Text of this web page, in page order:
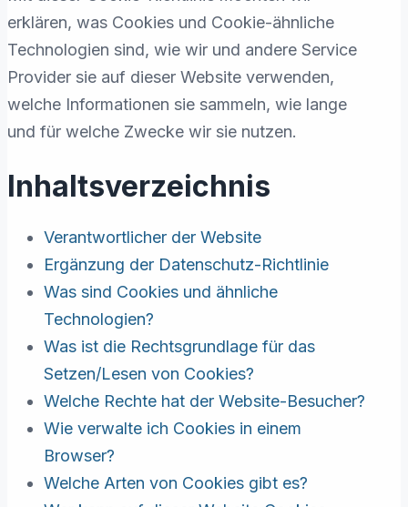
erklären, was Cookies und Cookie-ähnliche
Technologien sind, wie wir und andere Service
Provider sie auf dieser Website verwenden,
welche Informationen sie sammeln, wie lange
und für welche Zwecke wir sie nutzen.
Inhaltsverzeichnis
Verantwortlicher der Website
Ergänzung der Datenschutz-Richtlinie
Was sind Cookies und ähnliche
Technologien?
Was ist die Rechtsgrundlage für das
Setzen/Lesen von Cookies?
Welche Rechte hat der Website-Besucher?
Wie verwalte ich Cookies in einem
Browser?
Welche Arten von Cookies gibt es?